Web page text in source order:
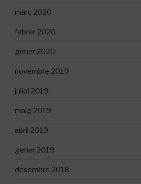
març 2020
febrer 2020
gener 2020
novembre 2019
juliol 2019
maig 2019
abril 2019
gener 2019
desembre 2018